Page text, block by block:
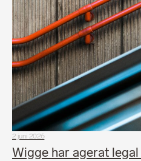
2 juni 2026
Wigge har agerat